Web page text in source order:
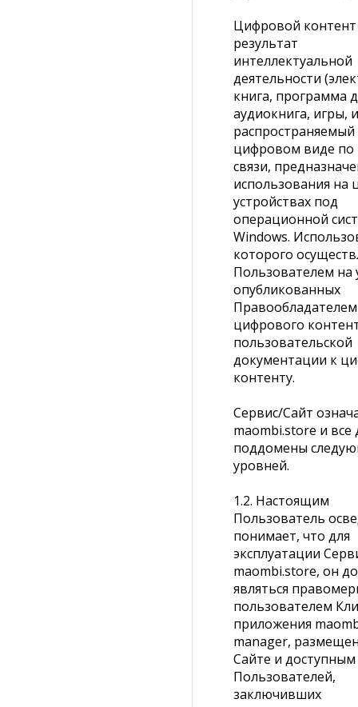
Цифровой
результат
интеллектуальной
деятельности
книга, программа
аудиокнига, игры,
распространяемый
цифровом виде по
связи,
использования на
устройствах под
операционной
Windows.
которого
Пользователем на
опубликованных
Правообладателем
цифрового
пользовательской
документации к
контенту.
Сервис/Сайт
maombi.store и
поддомены
уровней.
1.2. Настоящим
Пользователь
понимает, что для
эксплуатации
maombi.store, он
являться
пользователем
приложения
manager,
Сайте и доступным
Пользователей,
заключивших